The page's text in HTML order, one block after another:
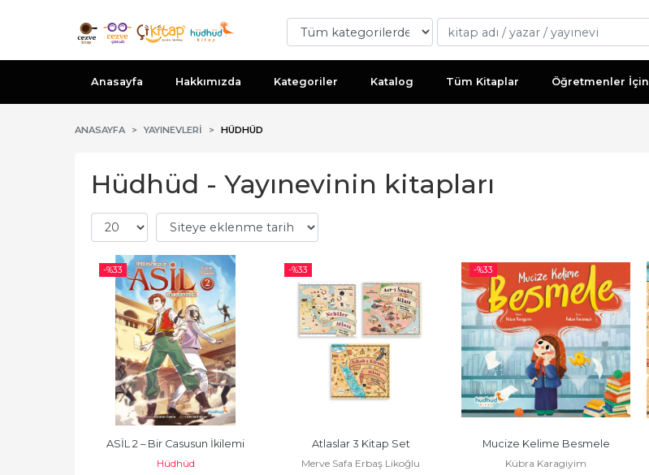
Anasayfa Hakkımızda Kategoriler Katalog Tüm Kitaplar Öğretmenler İçin
ANASAYFA YAYINEVLERI HÜDHÜD
Hüdhüd - Yayınevinin kitapları
-%33
ASİL 2 – Bir Casusun İkilemi
Hüdhüd
-%33
Atlaslar 3 Kitap Set
Merve Safa Erbaş Likoğlu
-%33
Mucize Kelime Besmele
Kübra Karagiyim